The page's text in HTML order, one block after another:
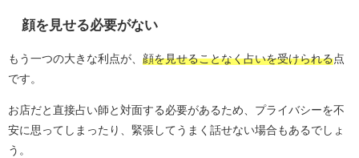
顔を見せる必要がない
もう一つの大きな利点が、 顔を見せることなく占いを受けられる点
です。
お店だと直接占い師と対面する必要があるため、プライバシーを不
安に思ってしまったり、緊張してうまく話せない場合もあるでしょ
う。